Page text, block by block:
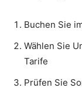
Buchen Sie
Wählen Sie
Tarife
Prüfen Sie